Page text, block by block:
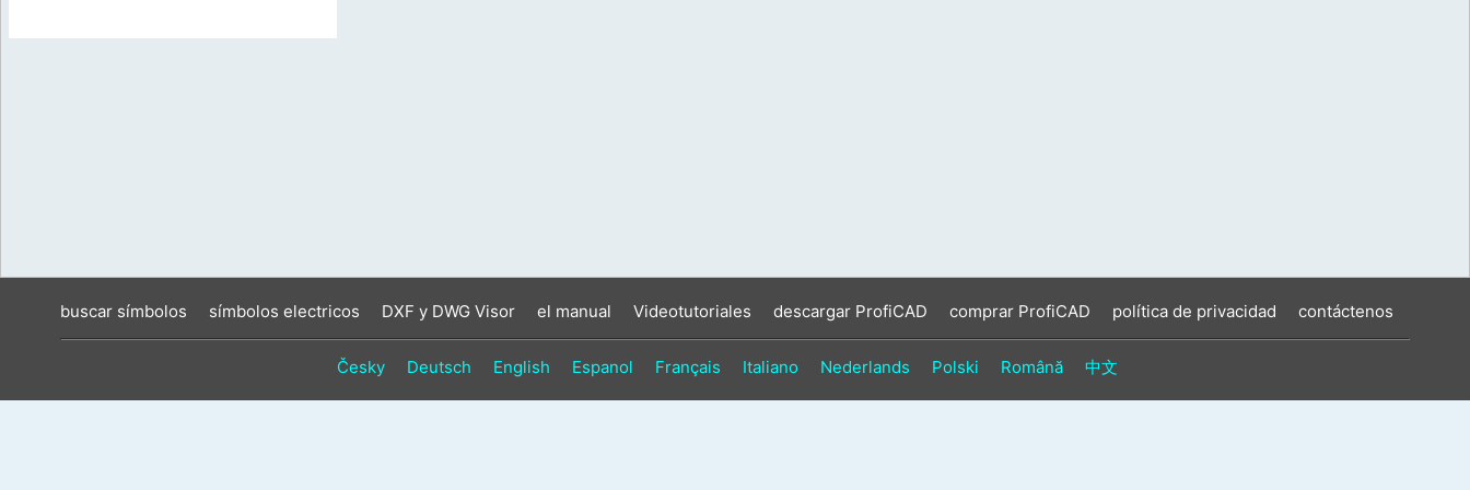
buscar símbolos símbolos electricos DXF y DWG Visor el manual Videotutoriales descargar ProfiCAD comprar ProfiCAD política de privacidad contáctenos
Česky Deutsch English Espanol Français Italiano Nederlands Polski Română 中文